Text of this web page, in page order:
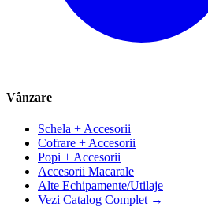
Vânzare
Schela + Accesorii
Cofrare + Accesorii
Popi + Accesorii
Accesorii Macarale
Alte Echipamente/Utilaje
Vezi Catalog Complet →